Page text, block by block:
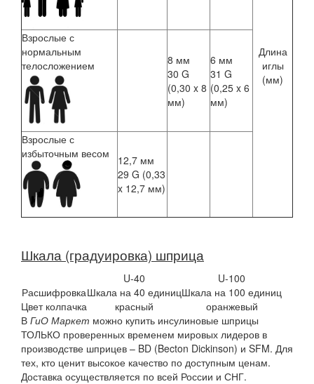
Длина
иглы
(мм)
Взрослые с
нормальным
телосложением
8 мм
30 G
(0,30 x 8
мм)
6 мм
31 G
(0,25 x 6
мм)
Взрослые с
избыточным весом
12,7 мм
29 G (0,33
x 12,7 мм)
Шкала (градуировка) шприца
U-40
U-100
РасшифровкаШкала на 40 единицШкала на 100 единиц
Цвет колпачка
красный
оранжевый
В ГиО Маркет можно купить инсулиновые шприцы
ТОЛЬКО проверенных временем мировых лидеров в
производстве шприцев – BD (Becton Dickinson) и SFM. Для
тех, кто ценит высокое качество по доступным ценам.
Доставка осуществляется по всей России и СНГ.